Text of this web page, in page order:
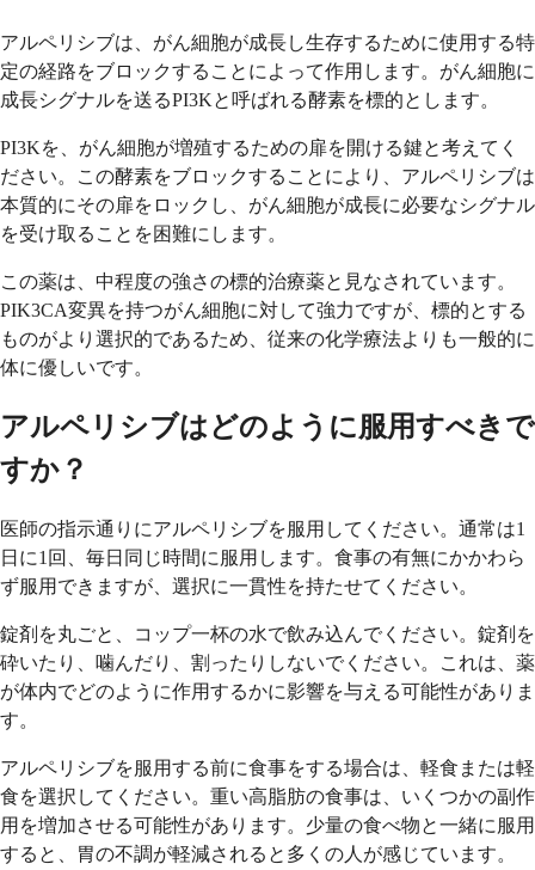
アルペリシブは、がん細胞が成長し生存するために使用する特
定の経路をブロックすることによって作用します。がん細胞に
成長シグナルを送るPI3Kと呼ばれる酵素を標的とします。
PI3Kを、がん細胞が増殖するための扉を開ける鍵と考えてく
ださい。この酵素をブロックすることにより、アルペリシブは
本質的にその扉をロックし、がん細胞が成長に必要なシグナル
を受け取ることを困難にします。
この薬は、中程度の強さの標的治療薬と見なされています。
PIK3CA変異を持つがん細胞に対して強力ですが、標的とする
ものがより選択的であるため、従来の化学療法よりも一般的に
体に優しいです。
アルペリシブはどのように服用すべきで
すか？
医師の指示通りにアルペリシブを服用してください。通常は1
日に1回、毎日同じ時間に服用します。食事の有無にかかわら
ず服用できますが、選択に一貫性を持たせてください。
錠剤を丸ごと、コップ一杯の水で飲み込んでください。錠剤を
砕いたり、噛んだり、割ったりしないでください。これは、薬
が体内でどのように作用するかに影響を与える可能性がありま
す。
アルペリシブを服用する前に食事をする場合は、軽食または軽
食を選択してください。重い高脂肪の食事は、いくつかの副作
用を増加させる可能性があります。少量の食べ物と一緒に服用
すると、胃の不調が軽減されると多くの人が感じています。